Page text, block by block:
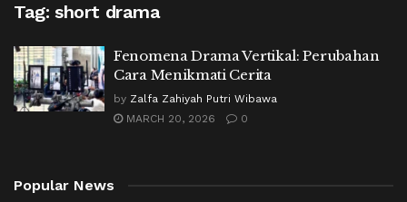
Tag: short drama
Fenomena Drama Vertikal: Perubahan
Cara Menikmati Cerita
by Zalfa Zahiyah Putri Wibawa
MARCH 20, 2026
0
Popular News